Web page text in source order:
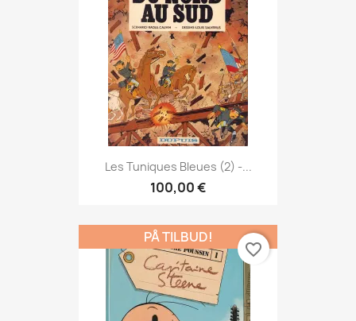
Les Tuniques Bleues (2) -...
100,00 €
PÅ TILBUD!
favorite_border